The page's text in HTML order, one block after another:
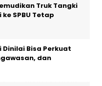
Truk Tangki
SPBU Tetap
Bisa Perkuat
dan